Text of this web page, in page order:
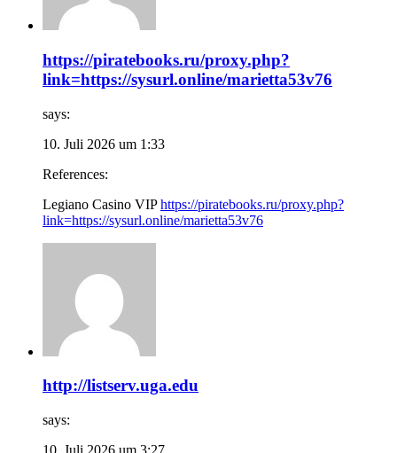
https://piratebooks.ru/proxy.php?
link=https://sysurl.online/marietta53v76
says:
10. Juli 2026 um 1:33
References:
Legiano Casino VIPhttps://piratebooks.ru/proxy.php?
link=https://sysurl.online/marietta53v76
http://listserv.uga.edu
says: